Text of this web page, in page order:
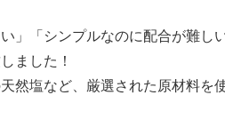
」「シンプルなのに配合が難し
ました！
然塩など、厳選された原材料を